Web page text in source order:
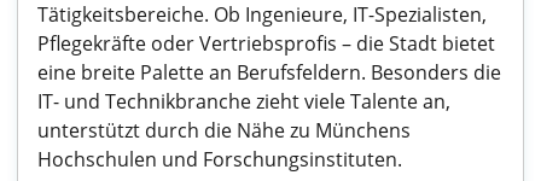
Tätigkeitsbereiche. Ob Ingenieure, IT-Spezialisten,
Pflegekräfte oder Vertriebsprofis – die Stadt bietet
eine breite Palette an Berufsfeldern. Besonders die
IT- und Technikbranche zieht viele Talente an,
unterstützt durch die Nähe zu Münchens
Hochschulen und Forschungsinstituten.